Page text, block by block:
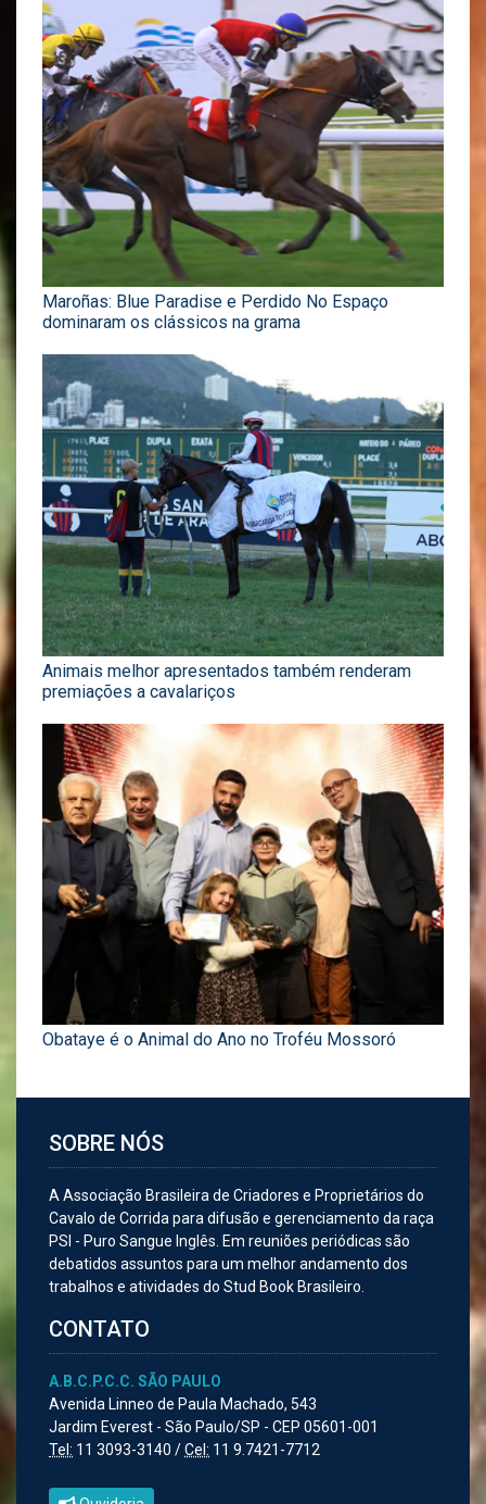
Maroñas: Blue Paradise e Perdido No Espaço
dominaram os clássicos na grama
Animais melhor apresentados também renderam
premiações a cavalariços
Obataye é o Animal do Ano no Troféu Mossoró
SOBRE NÓS
A Associação Brasileira de Criadores e Proprietários do
Cavalo de Corrida para difusão e gerenciamento da raça
PSI - Puro Sangue Inglês. Em reuniões periódicas são
debatidos assuntos para um melhor andamento dos
trabalhos e atividades do Stud Book Brasileiro.
CONTATO
A.B.C.P.C.C. SÃO PAULO
Avenida Linneo de Paula Machado, 543
Jardim Everest - São Paulo/SP - CEP 05601-001
Tel: 11 3093-3140 /Cel: 11 9.7421-7712